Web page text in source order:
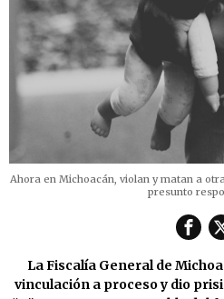
Ahora en Michoacán, violan y matan a
presunto
La Fiscalía General de
vinculación a proceso y dio